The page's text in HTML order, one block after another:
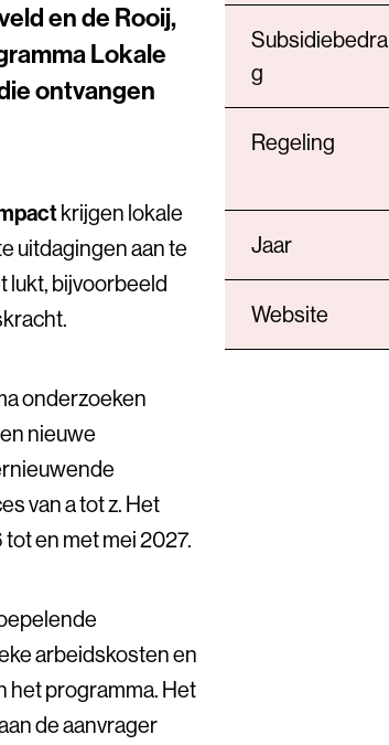
en de Rooij,
Lokale
ontvangen
krijgen lokale
uitdagingen aan te
lukt, bijvoorbeeld
onderzoeken
nieuwe
van a tot z. Het
en met mei 2027.
arbeidskosten en
het programma. Het
de aanvrager
Subsidiebedra
g
Regeling
Jaar
Website